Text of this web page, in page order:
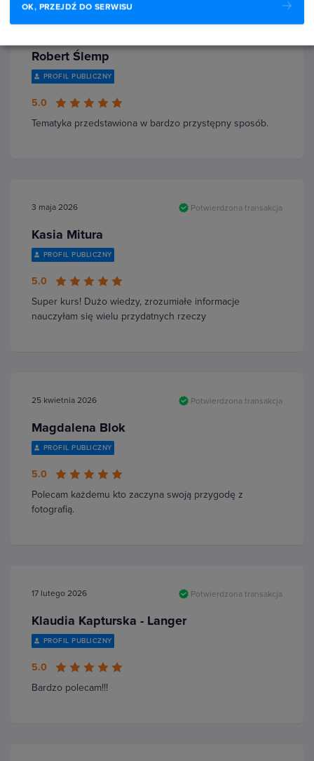
Robert Ślemp
PROFIL PUBLICZNY
5.0
Tematyka przedstawiona w bardzo przystępny sposób.
3 maja 2026 Potwierdzona transakcja
Kasia Mitura
PROFIL PUBLICZNY
5.0
Super kurs! Dużo wiedzy, zrozumiałe informacje
nauczyłam się wielu przydatnych rzeczy
25 kwietnia 2026 Potwierdzona transakcja
Magdalena Blok
PROFIL PUBLICZNY
5.0
Polecam każdemu kto zaczyna swoją przygodę z
fotografią.
17 lutego 2026 Potwierdzona transakcja
Klaudia Kapturska - Langer
PROFIL PUBLICZNY
5.0
Bardzo polecam!!!
OK, PRZEJDŹ DO SERWISU